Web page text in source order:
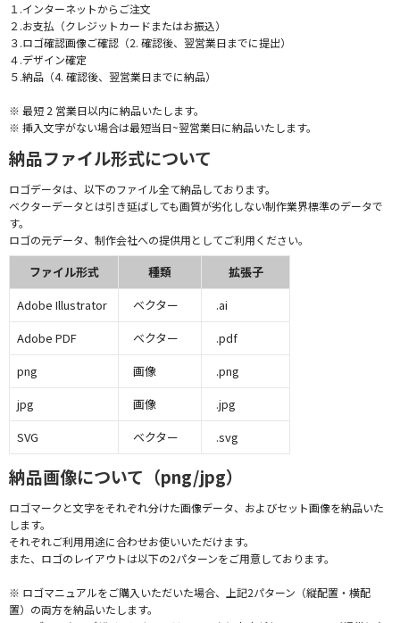
１.インターネットからご注文
２.お支払（クレジットカードまたはお振込）
３.ロゴ確認画像ご確認（2. 確認後、翌営業日までに提出）
４.デザイン確定
５.納品（4. 確認後、翌営業日までに納品）
※ 最短 2 営業日以内に納品いたします。
※ 挿入文字がない場合は最短当日~翌営業日に納品いたします。
納品ファイル形式について
ロゴデータは、以下のファイル全て納品しております。
ベクターデータとは引き延ばしても画質が劣化しない制作業界標準のデータで
す。
ロゴの元データ、制作会社への提供用としてご利用ください。
ファイル形式 種類
拡張子
Adobe Illustrator
ベクター
.ai
Adobe PDF
ベクター
.pdf
png
画像
.png
jpg
画像
.jpg
SVG
ベクター .svg
納品画像について（png/jpg）
ロゴマークと文字をそれぞれ分けた画像データ、およびセット画像を納品いた
します。
それぞれご利用用途に合わせお使いいただけます。
また、ロゴのレイアウトは以下の2パターンをご用意しております。
※ ロゴマニュアルをご購入いただいた場合、上記2パターン（縦配置・横配
置）の両方を納品いたします。